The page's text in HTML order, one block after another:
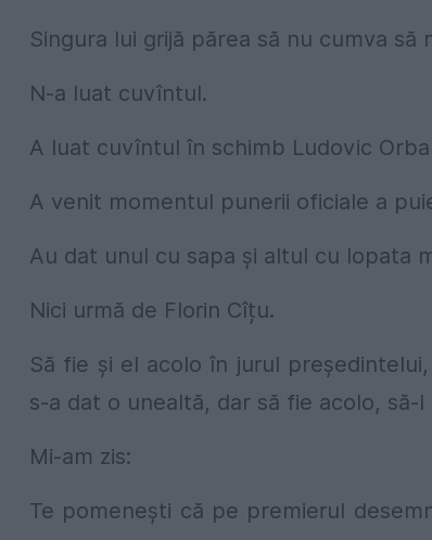
Singura lui grijă părea să nu cumva
N-a luat cuvîntul.
A luat cuvîntul în schimb Ludovic
A venit momentul punerii oficiale a
Au dat unul cu sapa și altul cu lopata
Nici urmă de Florin Cîțu.
Să fie și el acolo în jurul
s-a dat o unealtă, dar să fie acolo, să-
Mi-am zis:
Te pomenești că pe premierul